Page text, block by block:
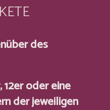
des
12er oder eine
der jeweiligen